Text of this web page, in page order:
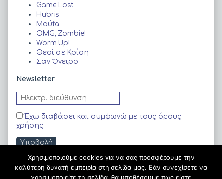
Game Lost
Hubris
Moύfa
OMG, Zombie!
Worm Up!
Θεοί σε Κρίση
Σαν Όνειρο
Newsletter
Έχω διαβάσει και συμφωνώ με τους όρους
χρήσης
Kατηγορίες
Χρησιμοποιούμε cookies για να σας προσφέρουμε την
καλύτερη δυνατή εμπειρία στη σελίδα μας. Εάν συνεχίσετε να
χρησιμοποιείτε τη σελίδα, θα υποθέσουμε πως είστε